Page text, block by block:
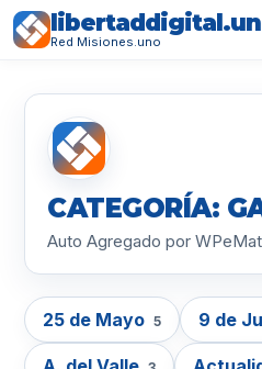
Red Misiones.uno
CATEGORÍA:
Auto Agregado por
25 de Mayo 5 9 de